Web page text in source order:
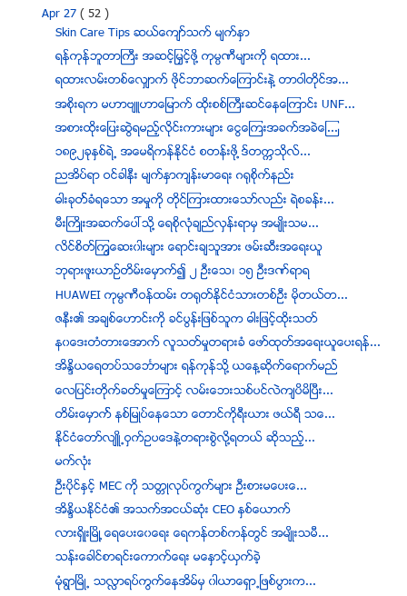
Apr 27( 52 )
Skin Care Tips ဆယ္ေက်ာ္သက္ မ်က္ႏွာ
ရန္ကုန္ဘူတာႀကီး အဆင့္ျမွင့္ဖို႔ ကုမၸဏီမ်ားကို ရထား...
ရထားလမ္းတစ္ေလွ်ာက္ ဖိုင္ဘာဆက္ေၾကာင္းနဲ႔ တာဝါတိုင္အ...
အစိုးရက မဟာဗ်ဴဟာေျမာက္ ထိုးစစ္ႀကီးဆင္ေနေၾကာင္း UNF...
အစားထိုးေျပးဆြဲရမည့္လိုင္းကားမ်ား ေငြေၾကးအခက္အခဲေၾ...
၁၈၉၂ခုႏွစ္ရဲ့ အေမရိကန္ႏိုင္ငံ စတန္းဖို ့ဒ္တကၠသိုလ္...
ညအိပ္ရာ ဝင္ခါနီး မ်က္ႏွာက်န္းမာေရး ဂရုစိုက္နည္း
ဓါးခုတ္္ခံရေသာ အမႈကုိ တိုင္ၾကားထားေသာ္လည္း ရဲစခန္း...
မီးႀကိဳးအဆက္ေပၚသုိ႔ ေရစုိလံုခ်ည္လွန္းရာမွ အမ်ဳိးသမ...
လိင္စိတ္ၾကြေဆး၀ါးမ်ား ေရာင္းခ်သူအား ဖမ္းဆီးအေရးယူ
ဘုရားဖူးယာဥ္တိမ္းေမွာက္၍ ၂ ဦးေသ၊ ၁၅ ဦးဒဏ္ရာရ
HUAWEI ကုမၸဏီဝန္ထမ္း တ႐ုတ္ႏိုင္ငံသားတစ္ဦး မုိတယ္တ...
ဇနီး၏ အခ်စ္ေဟာင္းကို ခင္ပြန္းျဖစ္သူက ဓါးျဖင့္ထိုးသတ္
န၀ေဒးတံတားေအာက္ လူသတ္မႈတရားခံ ေဖာ္ထုတ္အေရးယူေပးရန္...
အိႏၵိယေရတပ္သေဘၤာမ်ား ရန္ကုန္သို႔ ယေန႔ဆိုက္ေရာက္မည္
ေလျပင္းတိုက္ခတ္မႈေၾကာင့္ လမ္းေဘးသစ္ပင္လဲက်ပိမိၿပီး...
တိမ္းေမွာက္္ နစ္ျမဳပ္ေနေသာ ေတာင္ကိုရီးယား ဖယ္ရီ သေ...
ႏိုင္ငံေတာ္လ်ဴိ႕ဝွက္ဥပေဒနဲ႔တရားစြဲလို႔ရတယ္ ဆိုသည့္...
မက္လုံး
ဦးပိုင္ႏွင့္ MEC ကို သတၱဳလုပ္ကြက္မ်ား ဦးစားမေပးေ...
အိႏၵိယနိုင္ငံ၏ အသက္အငယ္ဆံုး CEO နွစ္ေယာက္
လားရွိဳးျမိဳ ့ေရေပးေ၀ေရး ေရကန္တစ္ကန္တြင္ အမ်ိဳးသမီ...
သန္းေခါင္စာရင္းေကာက္ေရး မေနွာင့္ယွက္ခဲ့
မံုရြာၿမိဳ႕ သလႅာရပ္ကြက္ေနအိမ္မွ ၀ါယာေရွာ႕ၿဖစ္ပြားက...